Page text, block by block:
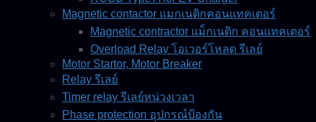
Magnetic contactor แมกเนติกคอนแทคเตอร์
Magnetic contractor แม็กเนติก คอนแทคเตอร์
Overload Relay โอเวอร์โหลด รีเลย์
Motor Startor, Motor Breaker
Relay รีเลย์
Timer relay รีเลย์หน่วงเวลา
Phase protection อุปกรณ์ป้องกัน